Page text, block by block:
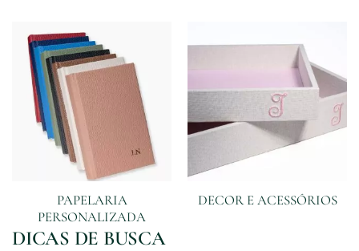
PAPELARIA
PERSONALIZADA
DECOR E ACESSÓRIOS
DICAS DE BUSCA